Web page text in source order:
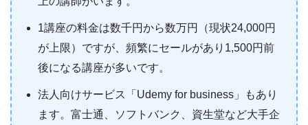
1講座の料金は数千円から数万円（現状24,000円
が上限）ですが、頻繁にセールがあり1,500円前
後になる講座が多いです。
法人向けサービス「Udemy for business」もあり
ます。富士通、ソフトバンク、資生堂など大手企